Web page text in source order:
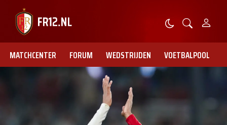
MATCHCENTER FORUM WEDSTRIJDEN VOETBALPOOL